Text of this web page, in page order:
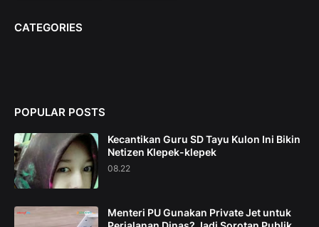
CATEGORIES
POPULAR POSTS
Kecantikan Guru SD Tayu Kulon Ini Bikin
Netizen Klepek-klepek
08.22
Menteri PU Gunakan Private Jet untuk